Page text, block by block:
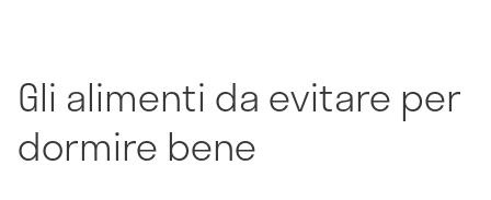
Gli alimenti da evitare per
dormire bene